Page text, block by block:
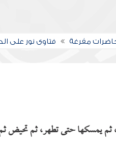
مفرغة فتاوى نور على
يمسكها حتى تطهر، ثم تحيض ثم